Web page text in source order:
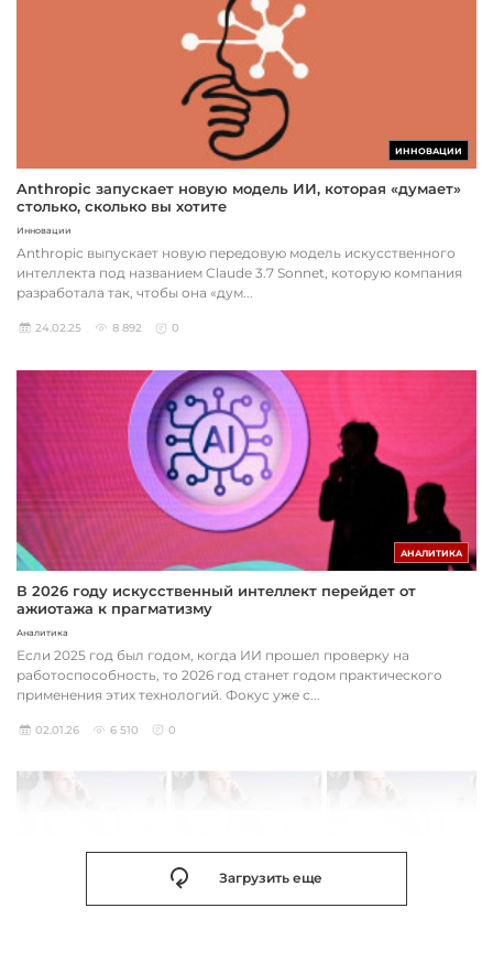
ИННОВАЦИИ
Anthropic запускает новую модель ИИ, которая «думает»
столько, сколько вы хотите
Инновации
Anthropic выпускает новую передовую модель искусственного
интеллекта под названием Claude 3.7 Sonnet, которую компания
разработала так, чтобы она «дум...
24.02.25 8 892 0
АНАЛИТИКА
В 2026 году искусственный интеллект перейдет от
ажиотажа к прагматизму
Аналитика
Если 2025 год был годом, когда ИИ прошел проверку на
работоспособность, то 2026 год станет годом практического
применения этих технологий. Фокус уже с...
02.01.26 6 510 0
Загрузить еще